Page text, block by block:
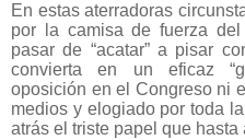
En estas aterradoras
por la camisa de fuerza
pasar de “acatar” a pisar
convierta en un eficaz
oposición en el Congreso ni
medios y elogiado por toda
atrás el triste papel que hasta